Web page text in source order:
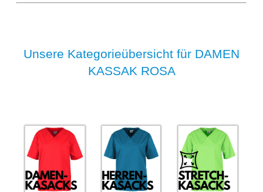
Unsere Kategorieübersicht für DAMEN
KASSAK ROSA